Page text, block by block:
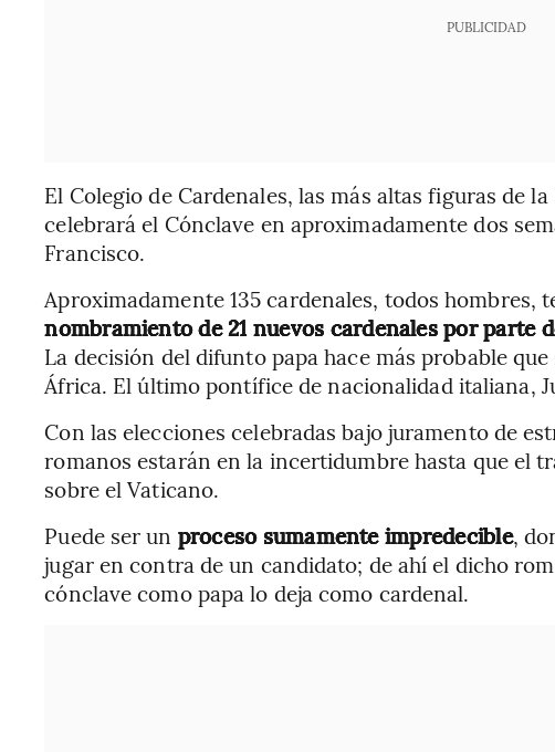
PUBLICIDAD
El Colegio de Cardenales, las más altas figuras de
celebrará el Cónclave en aproximadamente dos
Francisco.
Aproximadamente 135 cardenales, todos hombres,
nombramiento de 21 nuevos cardenales por parte
La decisión del difunto papa hace más probable
África. El último pontífice de nacionalidad italiana,
Con las elecciones celebradas bajo juramento de
romanos estarán en la incertidumbre hasta que el
sobre el Vaticano.
Puede ser un proceso sumamente impredecible,
jugar en contra de un candidato; de ahí el dicho
cónclave como papa lo deja como cardenal.